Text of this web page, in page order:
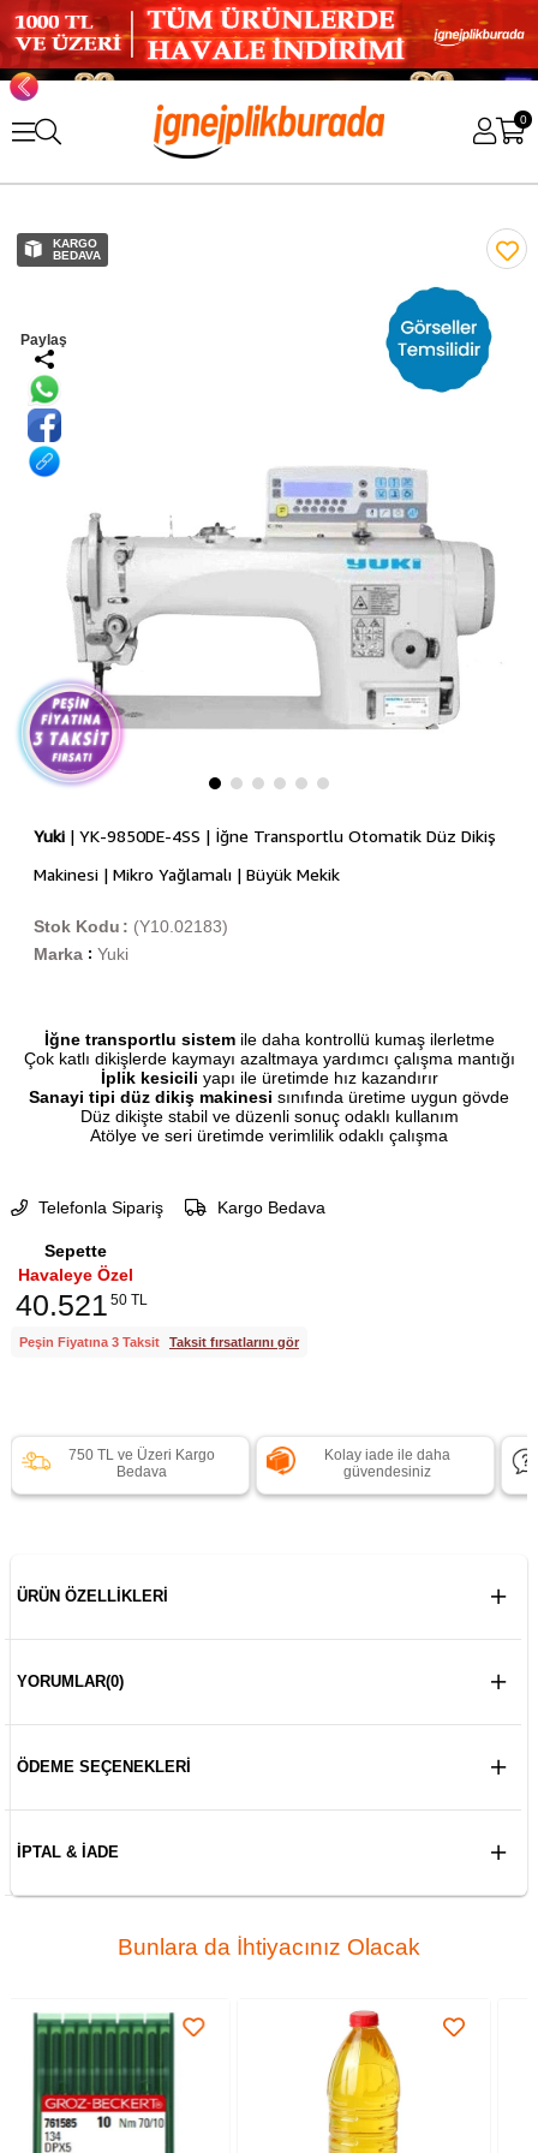
0
KARGO
BEDAVA
Paylaş
Yuki| YK-9850DE-4SS | İğne Transportlu Otomatik Düz Dikiş
Makinesi | Mikro Yağlamalı | Büyük Mekik
(Y10.02183)
Stok Kodu
Marka : Yuki
İğne transportlu sistemile daha kontrollü kumaş ilerletme
Çok katlı dikişlerde kaymayı azaltmaya yardımcı çalışma mantığı
İplik kesicili yapı ile üretimde hız kazandırır
Sanayi tipi düz dikiş makinesi sınıfında üretime uygun gövde
Düz dikişte stabil ve düzenli sonuç odaklı kullanım
Atölye ve seri üretimde verimlilik odaklı çalışma
Telefonla Sipariş Kargo Bedava
Sepette
Havaleye Özel
40.521 50 TL
Peşin Fiyatına 3 Taksit Taksit fırsatlarını gör
750 TL ve Üzeri Kargo
Bedava
Kolay iade ile daha
güvendesiniz
ÜRÜN ÖZELLIKLERI
YORUMLAR(0)
ÖDEME SEÇENEKLERI
İPTAL & İADE
Bunlara da İhtiyacınız Olacak